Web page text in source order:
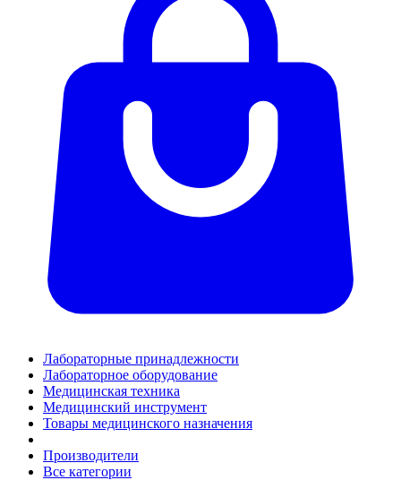
Лабораторные принадлежности
Лабораторное оборудование
Медицинская техника
Медицинский инструмент
Товары медицинского назначения
Производители
Все категории